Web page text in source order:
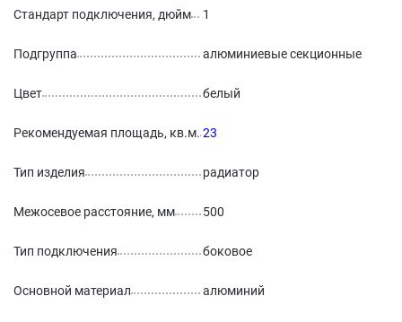
Стандарт подключения, дюйм 1
Подгруппа алюминиевые секционные
Цвет белый
Рекомендуемая площадь, кв.м. 23
Тип изделия радиатор
Межосевое расстояние, мм 500
Тип подключения боковое
Основной материал алюминий